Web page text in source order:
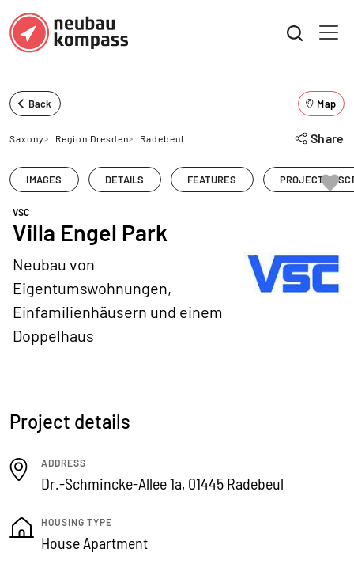
Back Map
Saxony> Region Dresden> Radebeul Share
IMAGES DETAILS FEATURES PROJECT
VSC
Villa Engel Park
Neubau von
Eigentumswohnungen,
Einfamilienhäusern und einem
Doppelhaus
Project details
ADDRESS
Dr.-Schmincke-Allee 1a, 01445 Radebeul
HOUSING TYPE
House Apartment